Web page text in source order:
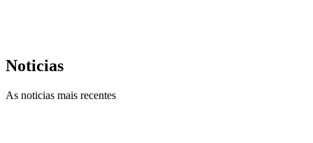
Noticias
As noticias mais recentes